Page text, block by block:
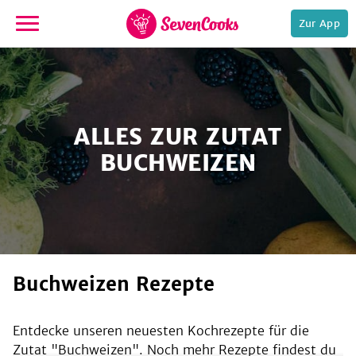
zur
Startseite
Zur App
ALLES ZUR ZUTAT
BUCHWEIZEN
Buchweizen Rezepte
Entdecke unseren neuesten Kochrezepte für die
Zutat "Buchweizen". Noch mehr Rezepte findest du